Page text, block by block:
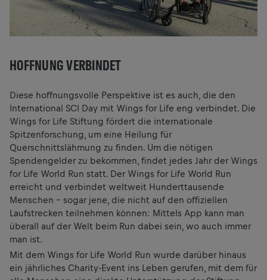
HOFFNUNG VERBINDET
Diese hoffnungsvolle Perspektive ist es auch, die den
International SCI Day mit Wings for Life eng verbindet. Die
Wings for Life Stiftung fördert die internationale
Spitzenforschung, um eine Heilung für
Querschnittslähmung zu finden. Um die nötigen
Spendengelder zu bekommen, findet jedes Jahr der Wings
for Life World Run statt. Der Wings for Life World Run
erreicht und verbindet weltweit Hunderttausende
Menschen – sogar jene, die nicht auf den offiziellen
Laufstrecken teilnehmen können: Mittels App kann man
überall auf der Welt beim Run dabei sein, wo auch immer
man ist.
Mit dem Wings for Life World Run wurde darüber hinaus
ein jährliches Charity-Event ins Leben gerufen, mit dem für